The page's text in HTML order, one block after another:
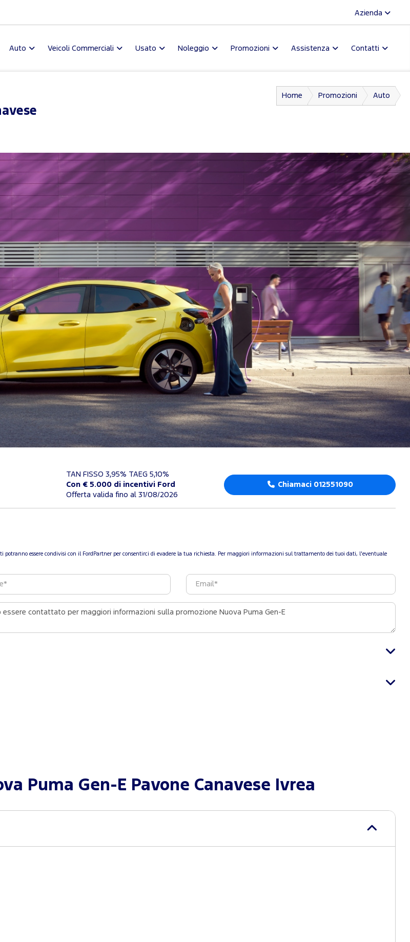
Azienda
Auto Veicoli Commerciali Usato Noleggio Promozioni Assistenza Contatti
Home Promozioni Auto
TAN FISSO 3,95% TAEG 5,10%
Con € 5.000 di incentivi Ford
Offerta valida fino al 31/08/2026
Chiamaci 012551090
essere condivisi con il FordPartner per consentirci di evadere la tua richiesta. Per maggiori informazioni sul trattamento dei tuoi dati, l'eventuale
Puma Gen-E Pavone Canavese Ivrea